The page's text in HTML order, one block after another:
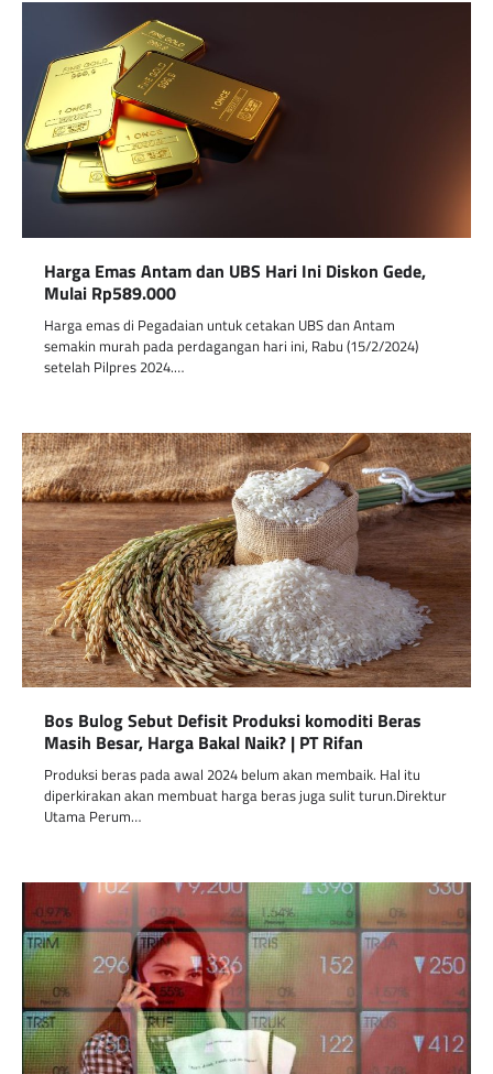
Harga Emas Antam dan UBS Hari Ini Diskon Gede,
Mulai Rp589.000
Harga emas di Pegadaian untuk cetakan UBS dan Antam
semakin murah pada perdagangan hari ini, Rabu (15/2/2024)
setelah Pilpres 2024.…
Bos Bulog Sebut Defisit Produksi komoditi Beras
Masih Besar, Harga Bakal Naik? | PT Rifan
Produksi beras pada awal 2024 belum akan membaik. Hal itu
diperkirakan akan membuat harga beras juga sulit turun.Direktur
Utama Perum…